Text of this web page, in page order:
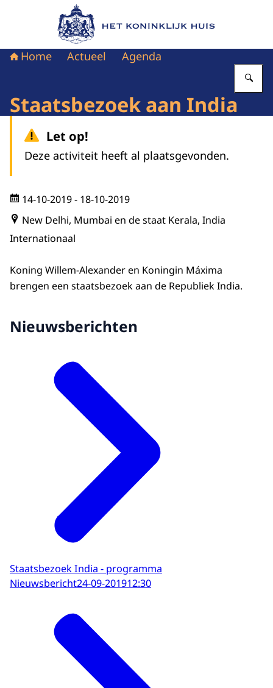
Naar de homepage van Het Koninklijk Huis
Home Actueel Agenda
Staatsbezoek aan India
Let op!
Deze activiteit heeft al plaatsgevonden.
14-10-2019- 18-10-2019
New Delhi, Mumbai en de staat Kerala, India
Internationaal
Koning Willem-Alexander en Koningin Máxima
brengen een staatsbezoek aan de Republiek India.
Nieuwsberichten
Staatsbezoek India - programma
Nieuwsbericht24-09-201912:30